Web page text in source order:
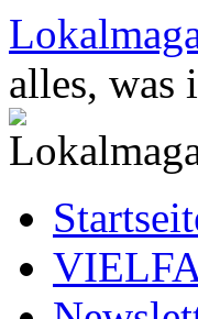
Zum
Inhalt
springen
alles,